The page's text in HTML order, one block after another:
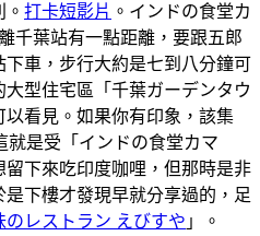
打卡短影片 。インドの食堂カ
千葉站有一點距離，要跟五郎
車，步行大約是七到八分鐘可
型住宅區「千葉ガーデンタウ
看見。如果你有印象，該集
就是受「インドの食堂カマ
下來吃印度咖哩，但那時是非
下樓才發現早就分享過的，足
のレストラン えびすや 」。